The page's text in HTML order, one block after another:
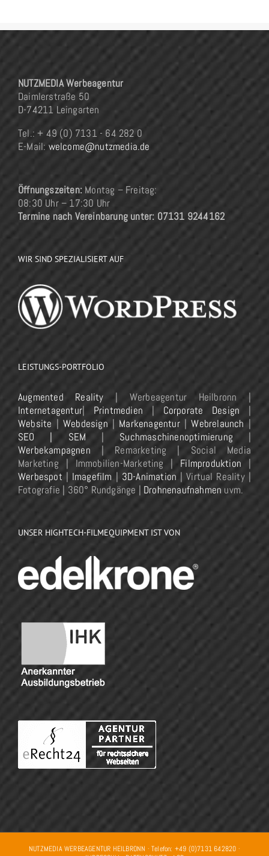
NUTZMEDIA Werbeagentur
Daimlerstraße 50
D-74211 Leingarten
Tel.: + 49 (0) 7131 - 64 282 0
E-Mail: welcome@nutzmedia.de
Öffnungszeiten: Montag – Freitag:
08:30 Uhr – 17:30 Uhr
Termine nach Vereinbarung unter: 07131 9244162
WIR SIND SPEZIALISIERT AUF
LEISTUNGS-PORTFOLIO
Augmented Reality | Werbeagentur Heilbronn |
Internetagentur| Printmedien | Corporate Design |
Website | Webdesign| Markenagentur|Webrelaunch |
SEO | SEM | Suchmaschinenoptimierung |
Werbekampagnen | Remarketing | Social Media
Marketing | Immobilien-Marketing | Filmproduktion |
Werbespot | Imagefilm | 3D-Animation | Virtual Reality |
Fotografie | 360° Rundgänge | Drohnenaufnahmen uvm.
UNSER HIGHTECH-FILMEQUIPMENT IST VON
NUTZMEDIA WERBEAGENTUR HEILBRONN · Telefon: +49 (0)7131 642820 ·